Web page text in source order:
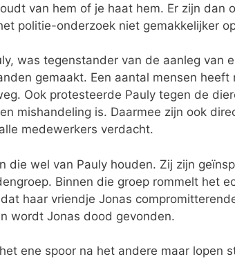
van hem of je haat hem. Er zijn dan
politie-onderzoek niet gemakkelijker
was tegenstander van de aanleg van
gemaakt. Een aantal mensen heeft
Ook protesteerde Pauly tegen de
mishandeling is. Daarmee zijn ook
medewerkers verdacht.
die wel van Pauly houden. Zij zijn
Binnen die groep rommelt het
haar vriendje Jonas
wordt Jonas dood gevonden.
ene spoor na het andere maar lopen